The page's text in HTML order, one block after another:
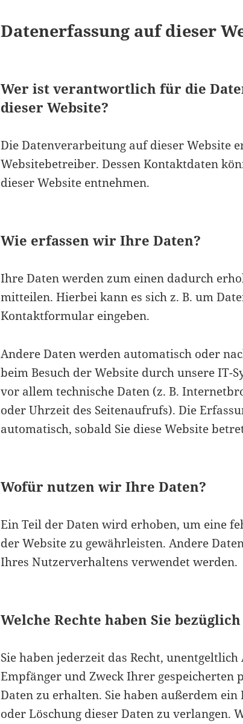
Datenerfassung auf dieser
Wer ist verantwortlich für die
dieser Website?
Die Datenverarbeitung auf dieser Website
Websitebetreiber. Dessen Kontaktdaten
dieser Website entnehmen.
Wie erfassen wir Ihre Daten?
Ihre Daten werden zum einen dadurch
mitteilen. Hierbei kann es sich z. B. um
Kontaktformular eingeben.
Andere Daten werden automatisch oder
beim Besuch der Website durch unsere IT-
vor allem technische Daten (z. B.
oder Uhrzeit des Seitenaufrufs). Die
automatisch, sobald Sie diese Website
Wofür nutzen wir Ihre Daten?
Ein Teil der Daten wird erhoben, um eine
der Website zu gewährleisten. Andere
Ihres Nutzerverhaltens verwendet werden.
Welche Rechte haben Sie
Sie haben jederzeit das Recht,
Empfänger und Zweck Ihrer gespeicherten
Daten zu erhalten. Sie haben außerdem ein
oder Löschung dieser Daten zu verlangen.